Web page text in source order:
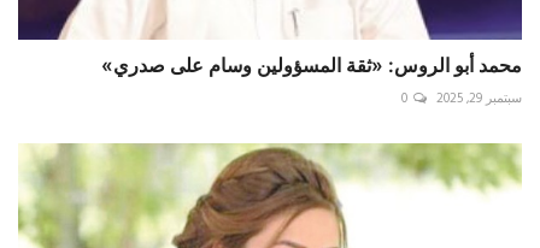
محمد أبو الروس: «ثقة المسؤولين وسام على صدري»
سبتمبر 29, 2025 0